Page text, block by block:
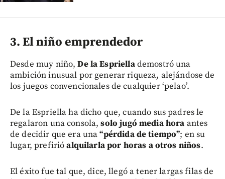
3. El niño emprendedor
Desde muy niño,De la Espriellademostró una
ambición inusual por generar riqueza, alejándose de
los juegos convencionales de cualquier ‘pelao’.
De la Espriella ha dicho que, cuando sus padres le
regalaron una consola,solo jugó media hora antes
de decidir que era una“pérdida de tiempo”; en su
lugar, prefirióalquilarla por horas a otros niños.
El éxito fue tal que, dice, llegó a tener largas filas de